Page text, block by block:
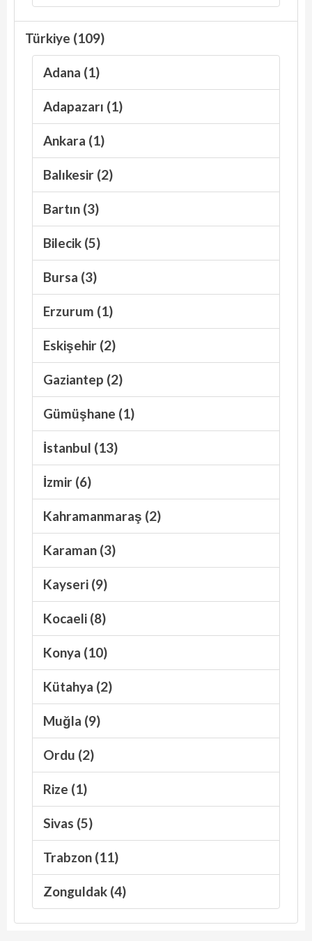
Türkiye (109)
Adana (1)
Adapazarı (1)
Ankara (1)
Balıkesir (2)
Bartın (3)
Bilecik (5)
Bursa (3)
Erzurum (1)
Eskişehir (2)
Gaziantep (2)
Gümüşhane (1)
İstanbul (13)
İzmir (6)
Kahramanmaraş (2)
Karaman (3)
Kayseri (9)
Kocaeli (8)
Konya (10)
Kütahya (2)
Muğla (9)
Ordu (2)
Rize (1)
Sivas (5)
Trabzon (11)
Zonguldak (4)